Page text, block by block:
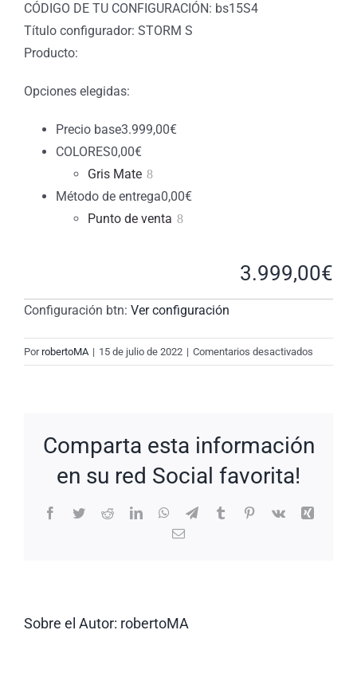
CÓDIGO DE TU CONFIGURACIÓN: bs15S4
Título configurador: STORM S
Producto:
Opciones elegidas:
Precio base3.999,00€
COLORES0,00€
Gris Mate
Método de entrega0,00€
Punto de venta
3.999,00€
Configuración btn: Ver configuración
PorrobertoMA | 15 de julio de 2022 | Comentarios desactivados
New
Comparta esta información
en su red Social favorita!
Facebook
TwitterRedditLinkedInWhatsApp
TelegramTumblrPinterest
Vk
Xing
Correo
Sobre el Autor: robertoMA